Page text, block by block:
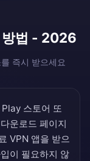
방법 - 2026
즉시 받으세요
스토어 또
운로드 페이지
VPN 앱을 받으
이 필요하지 않